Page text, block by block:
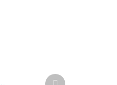
Další